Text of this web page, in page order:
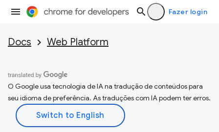
Fazer login
Docs Web Platform
O Google usa tecnologia de IA na tradução de conteúdos para
seu idioma de preferência. As traduções com IA podem ter erros.